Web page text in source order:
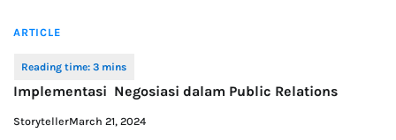
ARTICLE
Implementasi Negosiasi dalam Public Relations
StorytellerMarch 21, 2024